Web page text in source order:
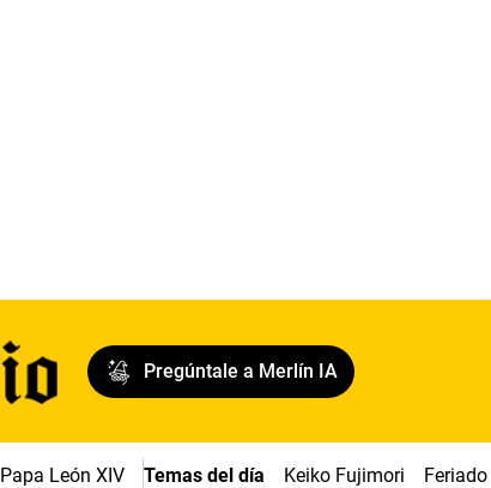
Pregúntale a Merlín IA
Papa León XIV Temas del día Keiko Fujimori Feriado